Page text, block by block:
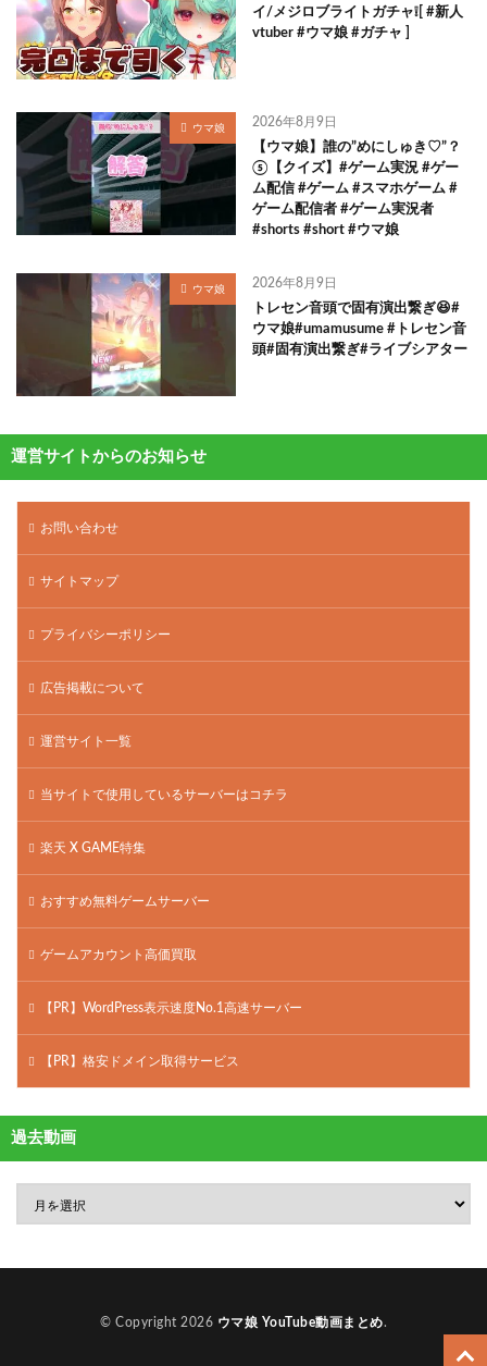
イ/メジロブライトガチャ❕[ #新人
vtuber #ウマ娘 #ガチャ ]
ウマ娘 2026年8月9日
【ウマ娘】誰の”めにしゅき♡”？
⑤【クイズ】#ゲーム実況 #ゲー
ム配信 #ゲーム #スマホゲーム #
ゲーム配信者 #ゲーム実況者
#shorts #short #ウマ娘
ウマ娘 2026年8月9日
トレセン音頭で固有演出繋ぎ😆#
ウマ娘#umamusume #トレセン音
頭#固有演出繋ぎ#ライブシアター
運営サイトからのお知らせ
お問い合わせ
サイトマップ
プライバシーポリシー
広告掲載について
運営サイト一覧
当サイトで使用しているサーバーはコチラ
楽天 X GAME特集
おすすめ無料ゲームサーバー
ゲームアカウント高価買取
【PR】WordPress表示速度No.1高速サーバー
【PR】格安ドメイン取得サービス
過去動画
© Copyright 2026 ウマ娘 YouTube動画まとめ.